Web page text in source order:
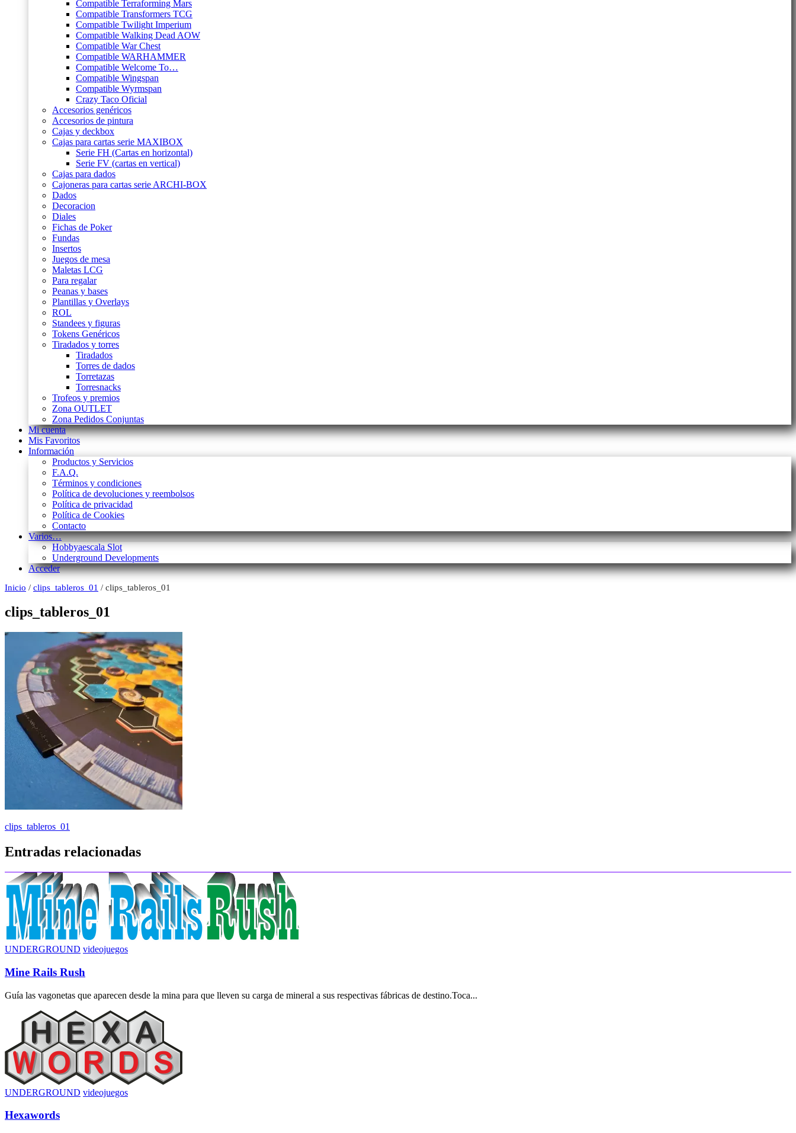
Compatible Terraforming Mars
Compatible Transformers TCG
Compatible Twilight Imperium
Compatible Walking Dead AOW
Compatible War Chest
Compatible WARHAMMER
Compatible Welcome To…
Compatible Wingspan
Compatible Wyrmspan
Crazy Taco Oficial
Accesorios genéricos
Accesorios de pintura
Cajas y deckbox
Cajas para cartas serie MAXIBOX
Serie FH (Cartas en horizontal)
Serie FV (cartas en vertical)
Cajas para dados
Cajoneras para cartas serie ARCHI-BOX
Dados
Decoracion
Diales
Fichas de Poker
Fundas
Insertos
Juegos de mesa
Maletas LCG
Para regalar
Peanas y bases
Plantillas y Overlays
ROL
Standees y figuras
Tokens Genéricos
Tiradados y torres
Tiradados
Torres de dados
Torretazas
Torresnacks
Trofeos y premios
Zona OUTLET
Zona Pedidos Conjuntas
Mi cuenta
Mis Favoritos
Información
Productos y Servicios
F.A.Q.
Términos y condiciones
Política de devoluciones y reembolsos
Política de privacidad
Política de Cookies
Contacto
Varios…
Hobbyaescala Slot
Underground Developments
Acceder
Inicio / clips_tableros_01 / clips_tableros_01
clips_tableros_01
Navegación
de
entradas
clips_tableros_01
Entradas relacionadas
UNDERGROUND videojuegos
Mine Rails Rush
Guía las vagonetas que aparecen desde la mina para que lleven su carga de mineral a sus respectivas fábricas de destino.Toca...
UNDERGROUND videojuegos
Hexawords